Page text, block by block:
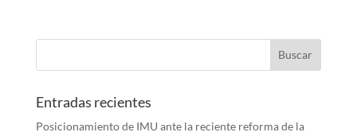
Entradas recientes
Posicionamiento de IMU ante la reciente reforma de la